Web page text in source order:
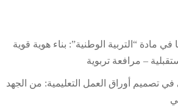
في مادة “التربية الوطنية”: بناء هوية قوية
– مرافعة تربوية
تصميم أوراق العمل التعليمية: من الجهد